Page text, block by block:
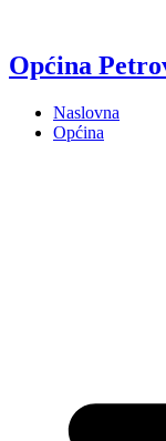
Općina
Naslovna
Općina